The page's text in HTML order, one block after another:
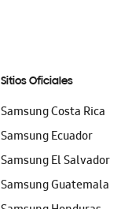
Sitios Oficiales
Samsung Costa Rica
Samsung Ecuador
Samsung El Salvador
Samsung Guatemala